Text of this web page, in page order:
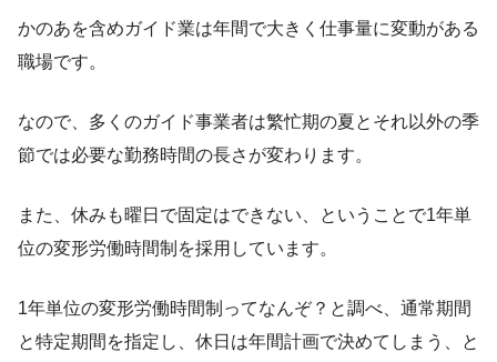
かのあを含めガイド業は年間で大きく仕事量に変動がある
職場です。
なので、多くのガイド事業者は繁忙期の夏とそれ以外の季
節では必要な勤務時間の長さが変わります。
また、休みも曜日で固定はできない、ということで1年単
位の変形労働時間制を採用しています。
1年単位の変形労働時間制ってなんぞ？と調べ、通常期間
と特定期間を指定し、休日は年間計画で決めてしまう、と